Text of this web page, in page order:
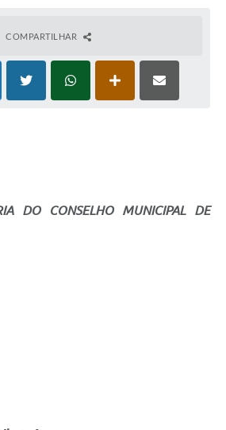
COMPARTILHAR
DO CONSELHO MUNICIPAL DE